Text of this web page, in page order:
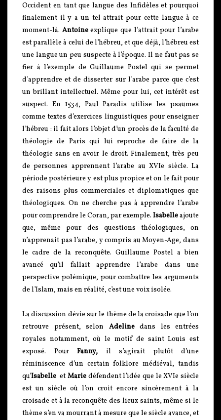
Occident en tant que langue des Infidèles et pourquoi
finalement il y a un tel attrait pour cette langue à ce
moment-là. Antoineexplique que l’attrait pour l’arabe
est parallèle à celui de l’hébreu, et que déjà, l’hébreu est
une langue un peu suspecte à l’époque. Il ne faut pas se
fier à l’exemple de Guillaume Postel qui se permet
d’apprendre et de disserter sur l’arabe parce que c’est
un brillant intellectuel. Même pour lui, cet intérêt est
suspect. En 1534, Paul Paradis utilise les psaumes
comme textes d’exercices linguistiques pour enseigner
l’hébreu : il fait alors l’objet d’un procès de la faculté de
théologie de Paris qui lui reproche de faire de la
théologie sans en avoir le droit. Finalement, très peu
de personnes apprennent l’arabe au XVIe siècle. La
période postérieure y est plus propice et on le fait pour
des raisons plus commerciales et diplomatiques que
théologiques. On ne cherche pas à apprendre l’arabe
pour comprendre le Coran, par exemple. Isabelleajoute
que, même pour des questions théologiques, on
n’apprenait pas l’arabe, y compris au Moyen-Age, dans
le cadre de la reconquête. Guillaume Postel a bien
avancé qu’il fallait apprendre l’arabe dans une
perspective polémique, pour combattre les arguments
de l’Islam, mais en réalité, c’est une voix isolée.
La discussion dévie sur le thème de la croisade que l’on
retrouve présent, selon Adelinedans les entrées
royales notamment, où le motif de saint Louis est
exposé. Pour Fanny, il s’agirait plutôt d’une
réminiscence d’un certain folklore médiéval, tandis
qu’Isabelle etMarie défendent l’idée que le XVIe siècle
est un siècle où l’on croit encore sincèrement à la
croisade et à la reconquête des lieux saints, même si le
thème s’en va mourrant à mesure que le siècle avance, et